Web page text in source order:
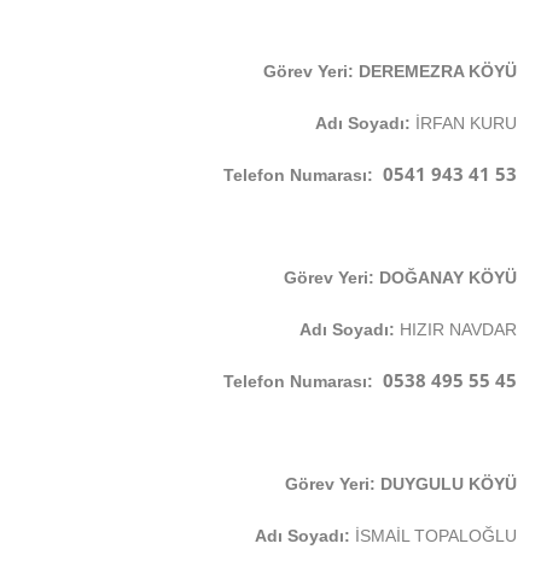
Görev Yeri: DEREMEZRA KÖYÜ
Adı Soyadı: İRFAN KURU
Telefon Numarası: 0541 943 41 53
Görev Yeri: DOĞANAY KÖYÜ
Adı Soyadı: HIZIR NAVDAR
Telefon Numarası: 0538 495 55 45
Görev Yeri: DUYGULU KÖYÜ
Adı Soyadı: İSMAİL TOPALOĞLU